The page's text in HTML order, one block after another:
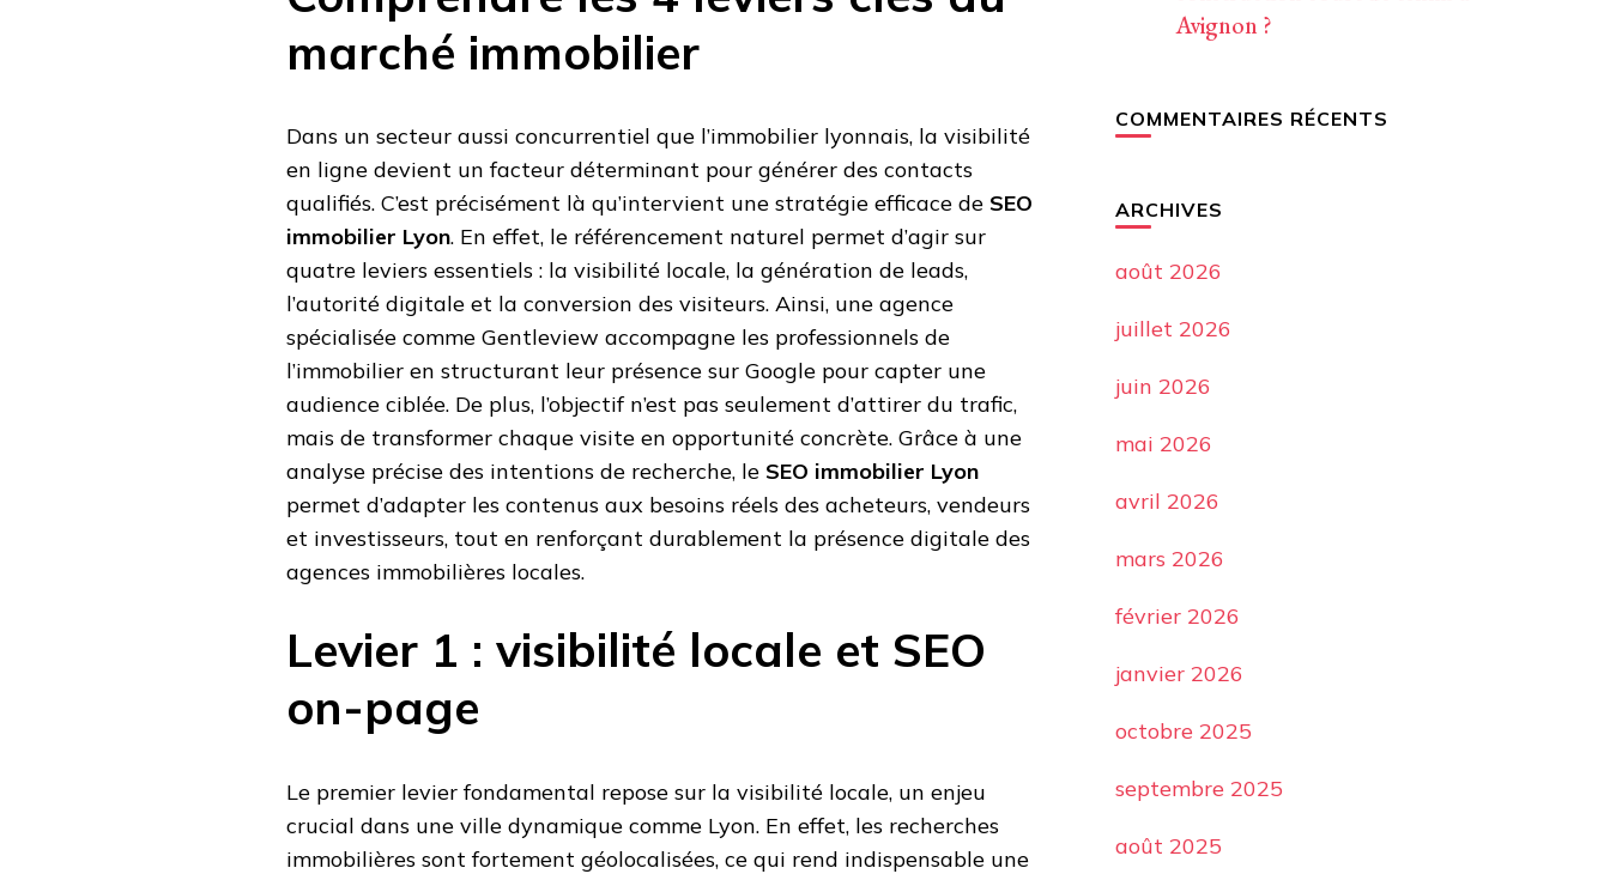
marché immobilier
Dans un secteur aussi concurrentiel que l’immobilier lyonnais, la visibilité
en ligne devient un facteur déterminant pour générer des contacts
qualifiés. C’est précisément là qu’intervient une stratégie efficace de SEO
immobilier Lyon. En effet, le référencement naturel permet d’agir sur
quatre leviers essentiels : la visibilité locale, la génération de leads,
l’autorité digitale et la conversion des visiteurs. Ainsi, une agence
spécialisée comme Gentleview accompagne les professionnels de
l’immobilier en structurant leur présence sur Google pour capter une
audience ciblée. De plus, l’objectif n’est pas seulement d’attirer du trafic,
mais de transformer chaque visite en opportunité concrète. Grâce à une
analyse précise des intentions de recherche, le SEO immobilier Lyon
permet d’adapter les contenus aux besoins réels des acheteurs, vendeurs
et investisseurs, tout en renforçant durablement la présence digitale des
agences immobilières locales.
Levier 1 : visibilité locale et SEO
on-page
Le premier levier fondamental repose sur la visibilité locale, un enjeu
crucial dans une ville dynamique comme Lyon. En effet, les recherches
immobilières sont fortement géolocalisées, ce qui rend indispensable une
Avignon ?
COMMENTAIRES RÉCENTS
ARCHIVES
août 2026
juillet 2026
juin 2026
mai 2026
avril 2026
mars 2026
février 2026
janvier 2026
octobre 2025
septembre 2025
août 2025